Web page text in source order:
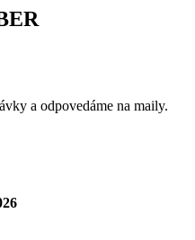
a odpovedáme na maily.